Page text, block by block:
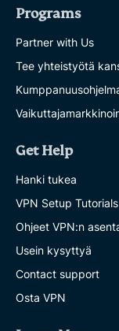
Programs
Partner with Us
Tee yhteistyötä
Get Help
Hanki tukea
VPN Setup Tutorials
Ohjeet VPN:n
Usein kysyttyä
Contact support
Osta VPN